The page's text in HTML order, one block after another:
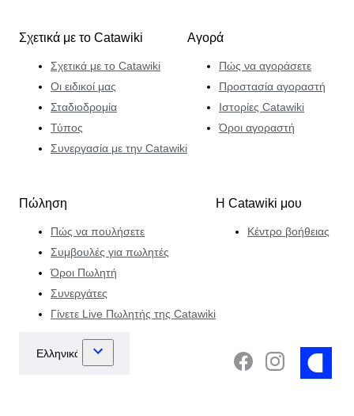
Σχετικά με το Catawiki
Σχετικά με το Catawiki
Οι ειδικοί μας
Σταδιοδρομία
Τύπος
Συνεργασία με την Catawiki
Αγορά
Πώς να αγοράσετε
Προστασία αγοραστή
Ιστορίες Catawiki
Όροι αγοραστή
Πώληση
Πώς να πουλήσετε
Συμβουλές για πωλητές
Όροι Πωλητή
Συνεργάτες
Γίνετε Live Πωλητής της Catawiki
Η Catawiki μου
Κέντρο βοήθειας